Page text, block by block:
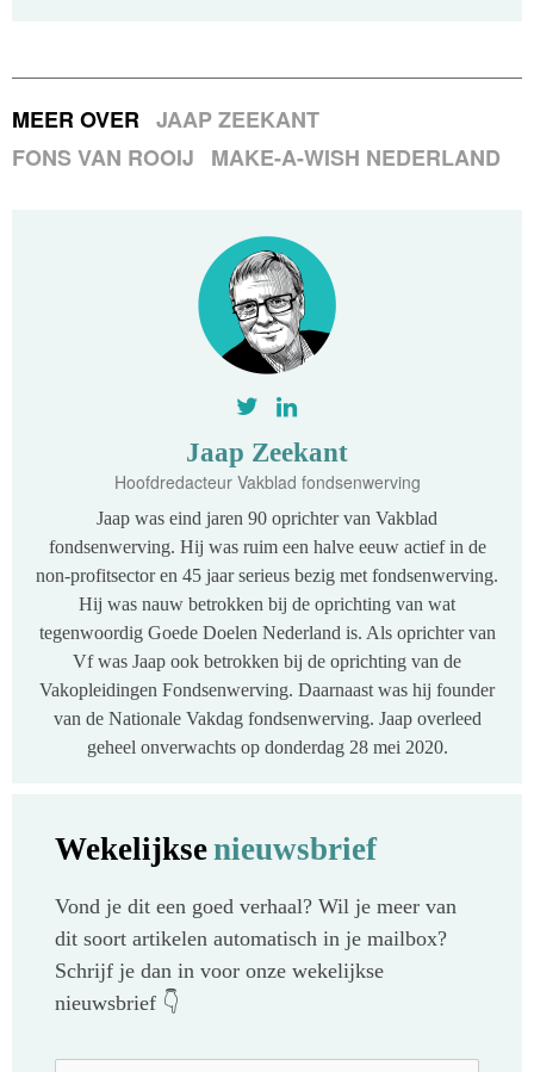
MEER OVER JAAP ZEEKANT
FONS VAN ROOIJ
MAKE-A-WISH NEDERLAND
Jaap Zeekant
Hoofdredacteur Vakblad fondsenwerving
Jaap was eind jaren 90 oprichter van Vakblad
fondsenwerving. Hij was ruim een halve eeuw actief in de
non-profitsector en 45 jaar serieus bezig met fondsenwerving.
Hij was nauw betrokken bij de oprichting van wat
tegenwoordig Goede Doelen Nederland is. Als oprichter van
Vf was Jaap ook betrokken bij de oprichting van de
Vakopleidingen Fondsenwerving. Daarnaast was hij founder
van de Nationale Vakdag fondsenwerving. Jaap overleed
geheel onverwachts op donderdag 28 mei 2020.
Wekelijksenieuwsbrief
Vond je dit een goed verhaal? Wil je meer van
dit soort artikelen automatisch in je mailbox?
Schrijf je dan in voor onze wekelijkse
nieuwsbrief 👇